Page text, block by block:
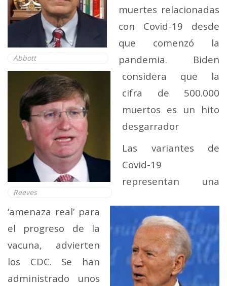
Abbott
Reeves
muertes relacionadas
con Covid-19 desde
que comenzó la
pandemia. Biden
considera que la
cifra de 500.000
muertos es un hito
desgarrador
Las variantes de
Covid-19
representan una
‘amenaza real’ para
el progreso de la
vacuna, advierten
los CDC. Se han
administrado unos